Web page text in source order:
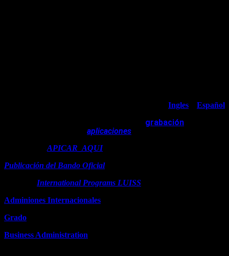
Ingles Español
grabación
aplicaciones
APICAR_AQUI:
Publicación del Bando Oficial
International Programs LUISS
Adminiones Internacionales
Grado
Business Administration